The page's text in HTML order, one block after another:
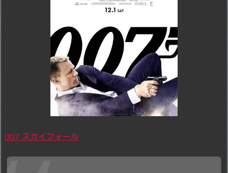
007 スカイフォール